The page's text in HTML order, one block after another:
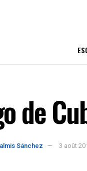
de
Sánchez 3 août